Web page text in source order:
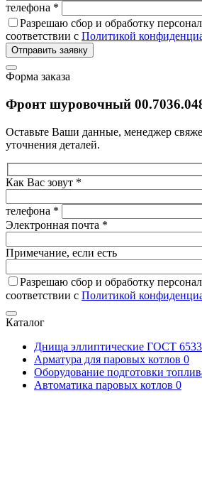
телефона *
Разрешаю сбор и обработку
соответствии с Политикой
Отправить заявку
Форма заказа
Фронт шуровочный
Оставьте Ваши данные, менеджер
уточнения деталей.
Как Вас зовут *
телефона *
Электронная почта *
Примечание, если есть
Разрешаю сбор и обработку
соответствии с Политикой
Каталог
Днища эллиптические ГОСТ
Арматура для паровых котлов 0
Оборудование подготовки
Автоматика паровых котлов 0